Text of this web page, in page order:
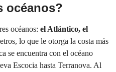
océanos?
océanos: el Atlántico, el
lo que le otorga la costa más
se encuentra con el océano
Escocia hasta Terranova. Al